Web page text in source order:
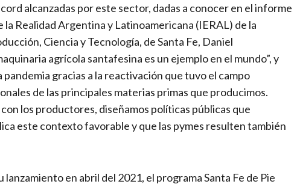
alcanzadas por este sector, dadas a conocer en el informe
Realidad Argentina y Latinoamericana (IERAL) de la
Ciencia y Tecnología, de Santa Fe, Daniel
agrícola santafesina es un ejemplo en el mundo”, y
gracias a la reactivación que tuvo el campo
de las principales materias primas que producimos.
los productores, diseñamos políticas públicas que
este contexto favorable y que las pymes resulten también
en abril del 2021, el programa Santa Fe de Pie